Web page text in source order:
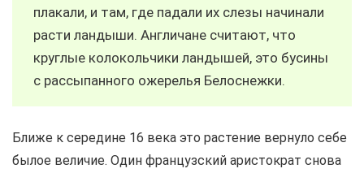
плакали, и там, где падали их слезы начинали
расти ландыши. Англичане считают, что
круглые колокольчики ландышей, это бусины
с рассыпанного ожерелья Белоснежки.
Ближе к середине 16 века это растение вернуло себе
былое величие. Один французский аристократ снова